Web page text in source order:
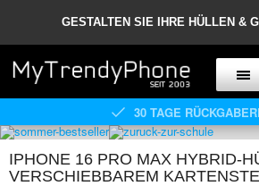
GESTALTEN SIE IHRE HÜLLEN &
30 TAGE
IPHONE 16 PRO MAX HYBRID-
VERSCHIEBBAREM